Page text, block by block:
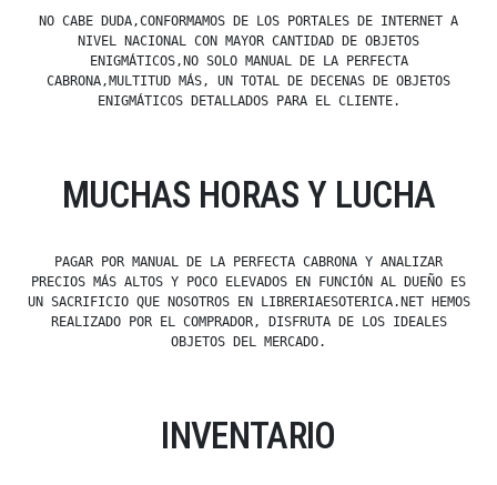
NO CABE DUDA,CONFORMAMOS DE LOS PORTALES DE INTERNET A
NIVEL NACIONAL CON MAYOR CANTIDAD DE OBJETOS
ENIGMÁTICOS,NO SOLO MANUAL DE LA PERFECTA
CABRONA,MULTITUD MÁS, UN TOTAL DE DECENAS DE OBJETOS
ENIGMÁTICOS DETALLADOS PARA EL CLIENTE.
MUCHAS HORAS Y LUCHA
PAGAR POR MANUAL DE LA PERFECTA CABRONA Y ANALIZAR
PRECIOS MÁS ALTOS Y POCO ELEVADOS EN FUNCIÓN AL DUEÑO ES
UN SACRIFICIO QUE NOSOTROS EN LIBRERIAESOTERICA.NET HEMOS
REALIZADO POR EL COMPRADOR, DISFRUTA DE LOS IDEALES
OBJETOS DEL MERCADO.
INVENTARIO